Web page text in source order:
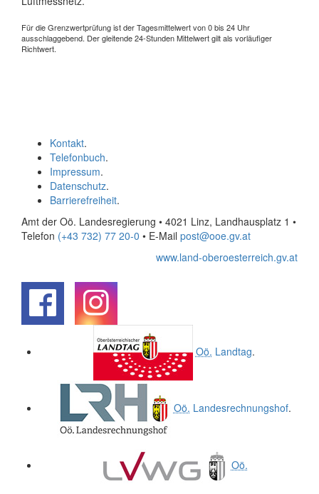
Für die Grenzwertprüfung ist der Tagesmittelwert von 0 bis 24 Uhr
ausschlaggebend. Der gleitende 24-Stunden Mittelwert gilt als vorläufiger
Richtwert.
Kontakt.
Telefonbuch.
Impressum.
Datenschutz.
Barrierefreiheit.
Amt der Oö. Landesregierung • 4021 Linz, Landhausplatz 1 •
Telefon (+43 732) 77 20-0 • E-Mail post@ooe.gv.at
www.land-oberoesterreich.gv.at
Oö. Landtag.
Oö. Landesrechnungshof.
Oö.